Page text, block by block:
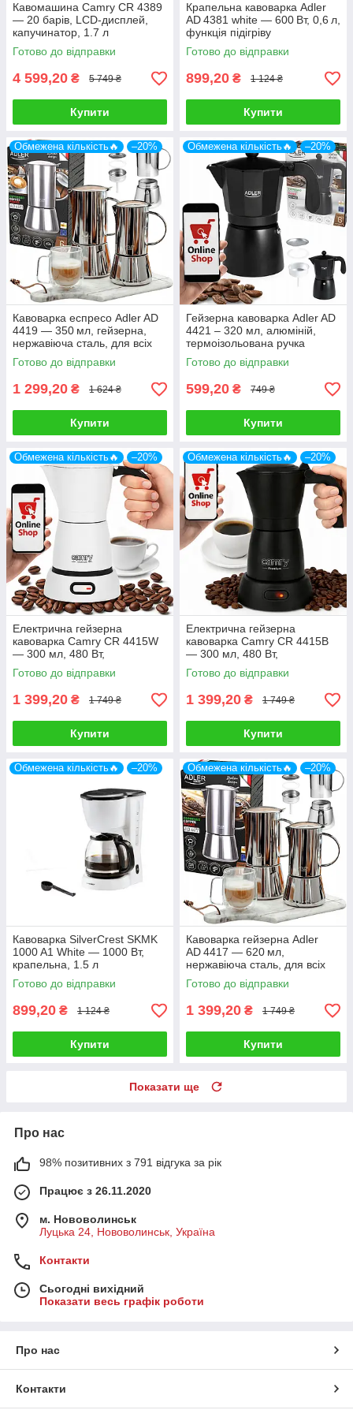
Кавомашина Camry CR 4389
— 20 барів, LCD-дисплей,
капучинатор, 1.7 л
Готово до відправки
4 599,20 ₴ 5 749 ₴
Купити
Крапельна кавоварка Adler
AD 4381 white — 600 Вт, 0,6 л,
функція підігріву
Готово до відправки
899,20 ₴ 1 124 ₴
Купити
Обмежена кількість🔥 –20%
Кавоварка еспресо Adler AD
4419 — 350 мл, гейзерна,
нержавіюча сталь, для всіх
типів плит
Готово до відправки
1 299,20 ₴ 1 624 ₴
Купити
Обмежена кількість🔥 –20%
Гейзерна кавоварка Adler AD
4421 – 320 мл, алюміній,
термоізольована ручка
Готово до відправки
599,20 ₴ 749 ₴
Купити
Обмежена кількість🔥 –20%
Електрична гейзерна
кавоварка Camry CR 4415W
— 300 мл, 480 Вт,
алюмінієвий корпус
Готово до відправки
1 399,20 ₴ 1 749 ₴
Купити
Обмежена кількість🔥 –20%
Електрична гейзерна
кавоварка Camry CR 4415B
— 300 мл, 480 Вт,
алюмінієвий корпус
Готово до відправки
1 399,20 ₴ 1 749 ₴
Купити
Обмежена кількість🔥 –20%
Кавоварка SilverCrest SKMK
1000 A1 White — 1000 Вт,
крапельна, 1.5 л
Готово до відправки
899,20 ₴ 1 124 ₴
Купити
Обмежена кількість🔥 –20%
Кавоварка гейзерна Adler
AD 4417 — 620 мл,
нержавіюча сталь, для всіх
типів плит
Готово до відправки
1 399,20 ₴ 1 749 ₴
Купити
Показати ще
Про нас
98% позитивних з 791 відгука за рік
Працює з 26.11.2020
м. Нововолинськ
Луцька 24, Нововолинськ, Україна
Контакти
Сьогодні вихідний
Показати весь графік роботи
Про нас
Контакти